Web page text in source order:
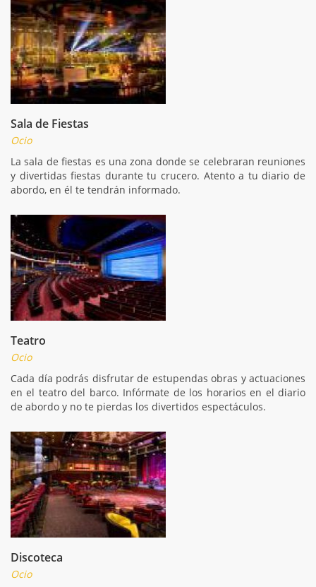
Sala de Fiestas
Ocio
La sala de fiestas es una zona donde se celebraran reuniones
y divertidas fiestas durante tu crucero. Atento a tu diario de
abordo, en él te tendrán informado.
Teatro
Ocio
Cada día podrás disfrutar de estupendas obras y actuaciones
en el teatro del barco. Infórmate de los horarios en el diario
de abordo y no te pierdas los divertidos espectáculos.
Discoteca
Ocio